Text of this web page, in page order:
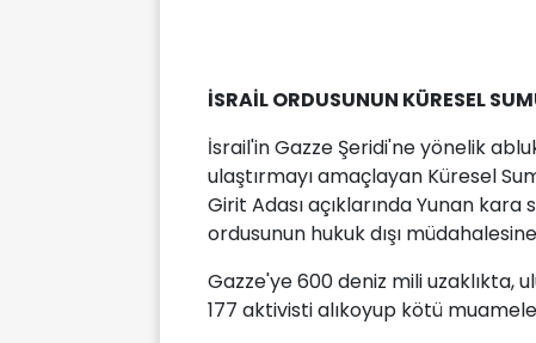
İSRAİL ORDUSUNUN KÜRESEL
İsrail'in Gazze Şeridi'ne yönelik
ulaştırmayı amaçlayan Küresel
Girit Adası açıklarında Yunan
ordusunun hukuk dışı
Gazze'ye 600 deniz mili uzaklıkta,
177 aktivisti alıkoyup kötü